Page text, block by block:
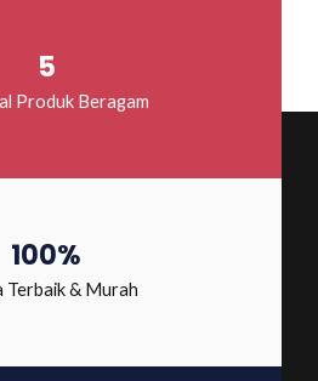
5
Produk Beragam
100%
Terbaik & Murah